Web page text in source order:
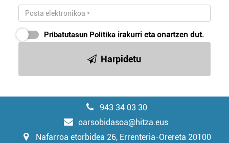
Pribatutasun Politika irakurri eta onartzen dut.
Harpidetu
943 34 03 30
oarsobidasoa@hitza.eus
Nafarroa etorbidea 26, Errenteria-Orereta 20100